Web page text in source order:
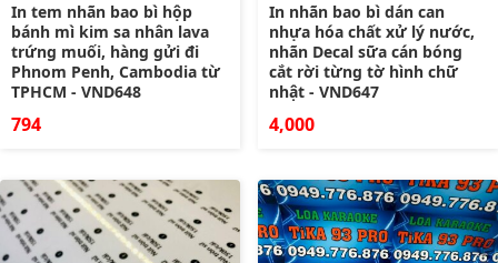
In tem nhãn bao bì hộp
bánh mì kim sa nhân lava
trứng muối, hàng gửi đi
Phnom Penh, Cambodia từ
TPHCM - VND648
794
In nhãn bao bì dán can
nhựa hóa chất xử lý nước,
nhãn Decal sữa cán bóng
cắt rời từng tờ hình chữ
nhật - VND647
4,000